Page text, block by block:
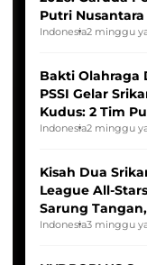
Putri
Indonesia2 minggu
Bakti Olahraga
PSSI Gelar
Kudus: 2 Tim
Tim Asia
Indonesia2 minggu
Kisah Dua
League All-
Sarung
Pernah Padam
Indonesia3 minggu